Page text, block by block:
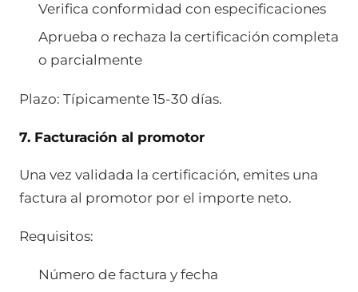
Verifica conformidad con especificaciones
Aprueba o rechaza la certificación completa
o parcialmente
Plazo: Típicamente 15-30 días.
7. Facturación al promotor
Una vez validada la certificación, emites una
factura al promotor por el importe neto.
Requisitos:
Número de factura y fecha